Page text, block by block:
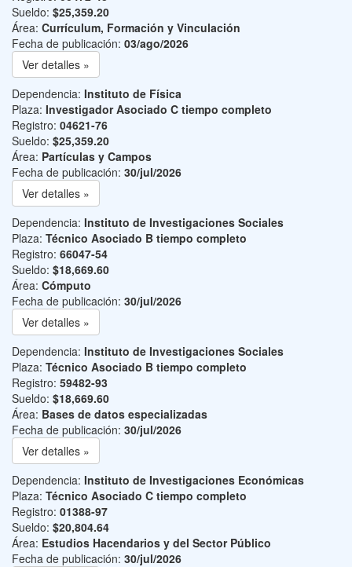
Sueldo: $25,359.20
Área: Currículum, Formación y Vinculación
Fecha de publicación: 03/ago/2026
Ver detalles »
Dependencia: Instituto de Física
Plaza: Investigador Asociado C tiempo completo
Registro: 04621-76
Sueldo: $25,359.20
Área: Partículas y Campos
Fecha de publicación: 30/jul/2026
Ver detalles »
Dependencia: Instituto de Investigaciones Sociales
Plaza: Técnico Asociado B tiempo completo
Registro: 66047-54
Sueldo: $18,669.60
Área: Cómputo
Fecha de publicación: 30/jul/2026
Ver detalles »
Dependencia: Instituto de Investigaciones Sociales
Plaza: Técnico Asociado B tiempo completo
Registro: 59482-93
Sueldo: $18,669.60
Área: Bases de datos especializadas
Fecha de publicación: 30/jul/2026
Ver detalles »
Dependencia: Instituto de Investigaciones Económicas
Plaza: Técnico Asociado C tiempo completo
Registro: 01388-97
Sueldo: $20,804.64
Área: Estudios Hacendarios y del Sector Público
Fecha de publicación: 30/jul/2026